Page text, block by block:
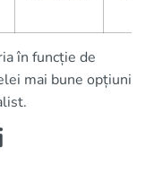
în funcție de
mai bune opțiuni